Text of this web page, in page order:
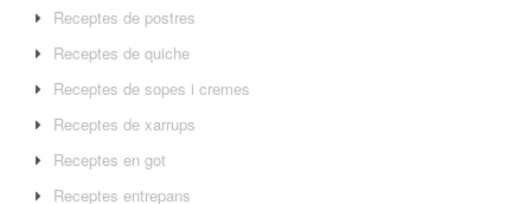
Receptes de postres
Receptes de quiche
Receptes de sopes i cremes
Receptes de xarrups
Receptes en got
Receptes entrepans